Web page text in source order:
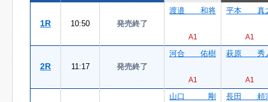
1R 10:50 発売終了
渡邉 和将
A1
平本 真
A1
2R 11:17 発売終了
河合 佑樹
A1
萩原 秀
A1
山口 剛 長田 頼